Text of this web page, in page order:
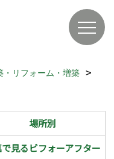
・リフォーム・増築
場所別
見るビフォーアフター